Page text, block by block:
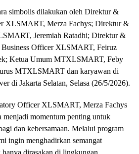
simbolis dilakukan oleh Direktur &
XLSMART, Merza Fachys; Direktur &
Jeremiah Ratadhi; Direktur &
Officer XLSMART, Feiruz
Ketua Umum MTXLSMART, Feby
MTXLSMART dan karyawan di
di Jakarta Selatan, Selasa (26/5/2026).
Officer XLSMART, Merza Fachys
menjadi momentum penting untuk
dan kebersamaan. Melalui program
ingin menghadirkan semangat
hanya dirasakan di lingkungan